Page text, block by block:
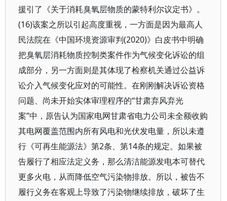
援引了《关于消耗臭氧层物质的蒙特利尔议定书》。
(16)该案之所以引起高度重视，一方面是因为最高人
民法院在《中国环境资源审判(2020)》白皮书中明确
把臭氧层消耗物质控制类案件作为气候变化诉讼的组
成部分，另一方面则是其体现了检察机关通过公益诉
讼介入气候变化应对的可能性。在刚刚解决诉讼资格
问题、尚未开始实体审理程序的“甘肃弃风弃光
案”中，原告认为国家电网甘肃省电力公司未全额收购
其电网覆盖范围内所有风电和光伏发电量，所以未遵
行《可再生能源法》第2条、第14条的规定。如果被
告履行了相应法定义务，那么清洁能源发电本可替代
更多火电，从而降低空气污染物排放。所以，被告不
履行义务在客观上导致了污染物继续排放，破坏了生